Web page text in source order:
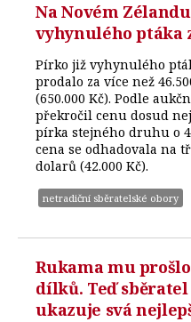
Na Novém
vyhynulého ptáka
Pírko již vyhynulého
prodalo za více než
(650.000 Kč). Podle
překročil cenu dosud
pírka stejného druhu o
cena se odhadovala na
dolarů (42.000 Kč).
netradiční sběratelské obory
Rukama mu
dílků. Teď
ukazuje svá